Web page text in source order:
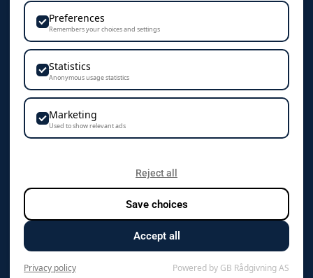
KONTAKT
Camisa AS
Vestre Rosten 102
7075 Tiller
kontakt@camisa.no
Org.nr. 976 125 819 mva
Preferences
Remembers your choices and settings
Statistics
Anonymous usage statistics
Marketing
Used to show relevant ads
Reject all
Save choices
Accept all
Privacy policy Powered by GB Rådgivning AS